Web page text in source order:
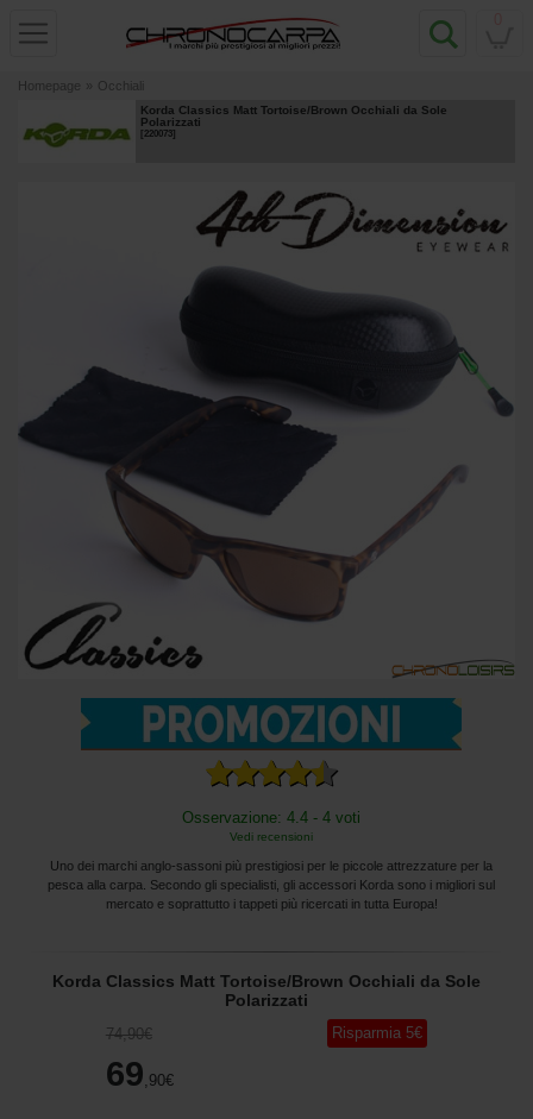
Homepage » Occhiali
Korda Classics Matt Tortoise/Brown Occhiali da Sole
Polarizzati
[220073]
Osservazione: 4.4 - 4 voti
Vedi recensioni
Uno dei marchi anglo-sassoni più prestigiosi per le piccole attrezzature per la
pesca alla carpa. Secondo gli specialisti, gli accessori Korda sono i migliori sul
mercato e soprattutto i tappeti più ricercati in tutta Europa!
Korda Classics Matt Tortoise/Brown Occhiali da Sole
Polarizzati
74,90€
69 ,90€
Risparmia 5€